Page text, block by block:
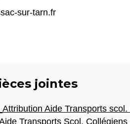
sur-tarn.fr
jointes
Aide Transports
Transports Scol.